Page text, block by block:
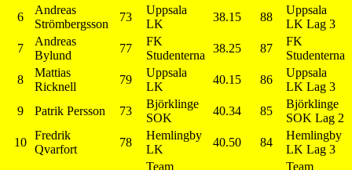
6
Andreas
Strömbergsson
73
Uppsala
LK
38.15 88
Uppsala
LK Lag 3
7
Andreas
Bylund
77
FK
Studenterna
38.25 87
FK
Studenterna
8
Mattias
Ricknell
79
Uppsala
LK
40.15 86
Uppsala
LK Lag 3
9
Patrik Persson 73
Björklinge
SOK
40.34 85
Björklinge
SOK Lag 2
10
Fredrik
Qvarfort
78
Hemlingby
LK
40.50 84
Hemlingby
LK Lag 3
Team
Team